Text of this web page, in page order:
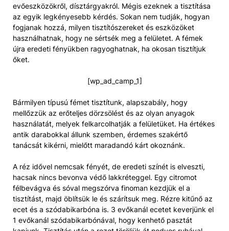
evőeszközökről, dísztárgyakról. Mégis ezeknek a tisztítása
az egyik legkényesebb kérdés. Sokan nem tudják, hogyan
fogjanak hozzá, milyen tisztítószereket és eszközöket
használhatnak, hogy ne sértsék meg a felületet. A fémek
újra eredeti fényükben ragyoghatnak, ha okosan tisztítjuk
őket.
[wp_ad_camp_1]
Bármilyen típusú fémet tisztítunk, alapszabály, hogy
mellőzzük az erőteljes dörzsölést és az olyan anyagok
használatát, melyek felkarcolhatják a felületüket. Ha értékes
antik darabokkal állunk szemben, érdemes szakértő
tanácsát kikérni, mielőtt maradandó kárt okoznánk.
A réz idővel nemcsak fényét, de eredeti színét is elveszti,
hacsak nincs bevonva védő lakkréteggel. Egy citromot
félbevágva és sóval megszórva finoman kezdjük el a
tisztítást, majd öblítsük le és szárítsuk meg. Rézre kitűnő az
ecet és a szódabikarbóna is. 3 evőkanál ecetet keverjünk el
1 evőkanál szódabikarbónával, hogy kenhető pasztát